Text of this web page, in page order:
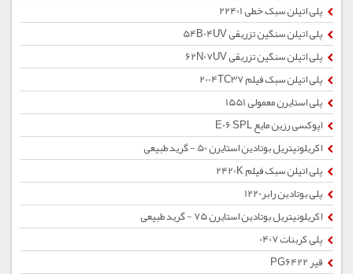
پلی اتیلن سبک خطی 22401
پلی اتیلن سنگین تزریقی 54B04UV
پلی اتیلن سنگین تزریقی 62N07UV
پلی اتیلن سبک فیلم 2004TC37
پلی استایرن معمولی 1551
اپوکسی رزین مایع E06 SPL
اکریلونیتریل بوتادین استایرن 50 - گرید طبیعی
پلی اتیلن سبک فیلم 2420K
پلی بوتادین رابر1220
اکریلونیتریل بوتادین استایرن 75 - گرید طبیعی
پلی کربنات 0407
قیر PG6422